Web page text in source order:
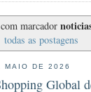
marcador
todas as postagens
MAIO DE 2026
Global